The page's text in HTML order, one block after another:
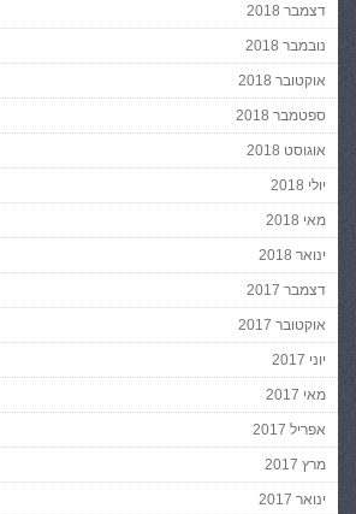
דצמבר 2018
נובמבר 2018
אוקטובר 2018
ספטמבר 2018
אוגוסט 2018
יולי 2018
מאי 2018
ינואר 2018
דצמבר 2017
אוקטובר 2017
יוני 2017
מאי 2017
אפריל 2017
מרץ 2017
ינואר 2017